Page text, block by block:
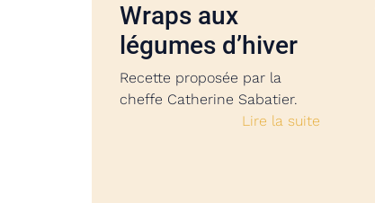
Wraps aux
légumes d’hiver
Recette proposée par la
cheffe Catherine Sabatier.
Lire la suite